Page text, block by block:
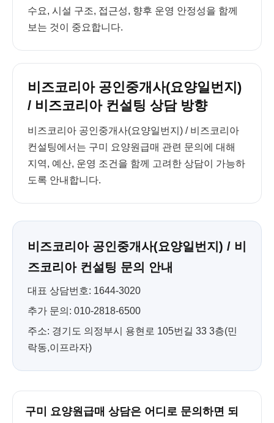
수요, 시설 구조, 접근성, 향후 운영 안정성을 함께
보는 것이 중요합니다.
비즈코리아 공인중개사(요양일번지)
/ 비즈코리아 컨설팅 상담 방향
비즈코리아 공인중개사(요양일번지) / 비즈코리아
컨설팅에서는 구미 요양원급매 관련 문의에 대해
지역, 예산, 운영 조건을 함께 고려한 상담이 가능하
도록 안내합니다.
비즈코리아 공인중개사(요양일번지) / 비
즈코리아 컨설팅 문의 안내
대표 상담번호: 1644-3020
추가 문의: 010-2818-6500
주소: 경기도 의정부시 용현로 105번길 33 3층(민
락동,이프라자)
구미 요양원급매 상담은 어디로 문의하면 되